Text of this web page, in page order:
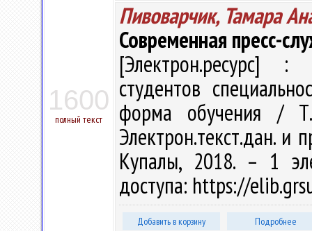
1600
полный текст
Пивоварчик, Тамара
Современная пресс-
[Электрон.ресурс] :
студентов
форма обучения /
Электрон.текст.дан. и
Купалы, 2018. – 1
доступа: https://
Добавить в корзину Подробнее